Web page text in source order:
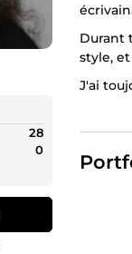
28
0
Durant
style,
J'ai
Et
jamais